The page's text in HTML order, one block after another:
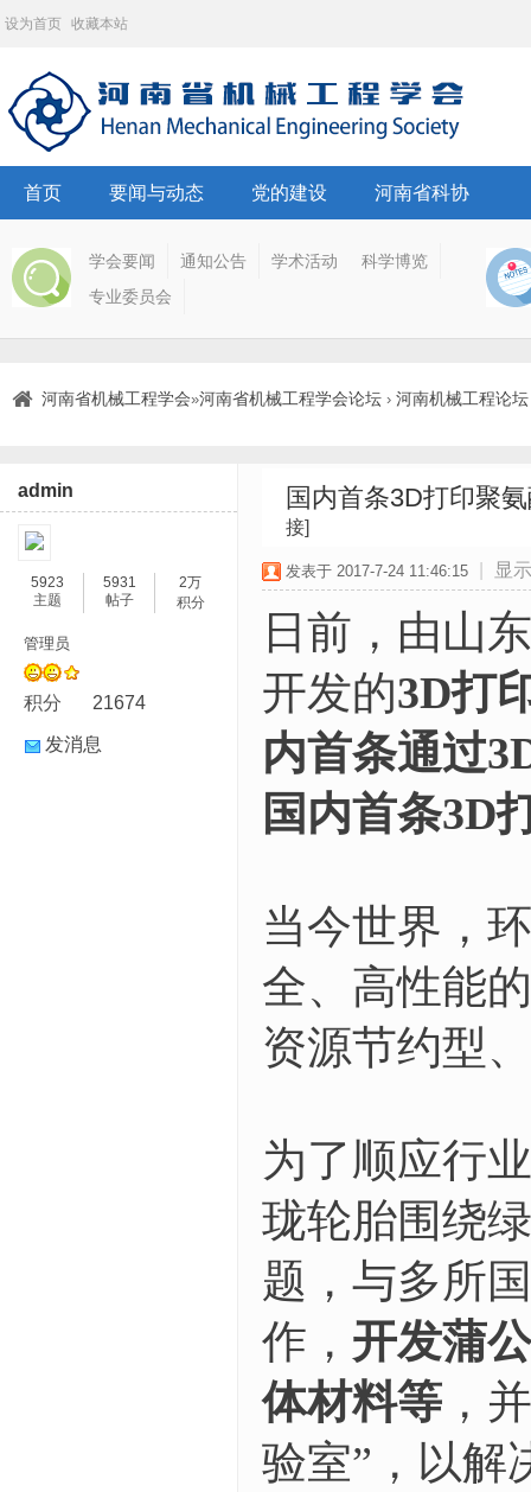
设为首页 收藏本站
首页 要闻与动态 党的建设 河南省科协
学会要闻 通知公告 学术活动
科学博览
专业委员会
河南省机械工程学会»河南省机械工程学会论坛 › 河南机械工程论坛
admin
5923
主题
5931
帖子
2万
积分
管理员
积分 21674
发消息
国内首条3D打印聚
接]
发表于 2017-7-24 11:46:15 显
日前，由山
开发的3D打
内首条通过
国内首条3D
当今世界，
全、高性能
资源节约型
为了顺应行
珑轮胎围绕
题，与多所
作， 开发蒲
体材料等 ，
验室”，以解